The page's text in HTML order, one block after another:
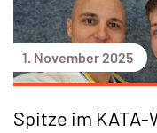
1. November 2025
Spitze im